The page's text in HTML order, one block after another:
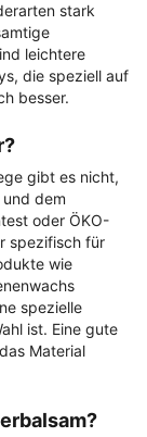
stark
leichtere
die speziell auf
besser.
gibt es nicht,
dem
oder ÖKO-
spezifisch für
wie
spezielle
ist. Eine gute
Material